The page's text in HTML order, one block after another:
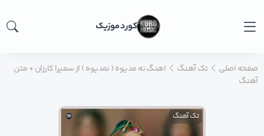
کورد موزیک
صفحه اصلی تک آهنگ
اهنگ نه مدیوه ( نمدیوه ) از سمیرا کارزان + متن
آهنگ
تک آهنگ